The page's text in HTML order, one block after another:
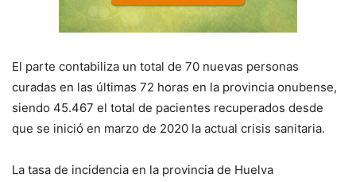
El parte contabiliza un total de 70 nuevas personas
curadas en las últimas 72 horas en la provincia onubense,
siendo 45.467 el total de pacientes recuperados desde
que se inició en marzo de 2020 la actual crisis sanitaria.
La tasa de incidencia en la provincia de Huelva